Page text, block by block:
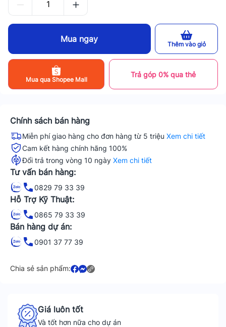
Mua ngay Thêm vào giỏ
Mua qua Shopee Mall
Trả góp 0% qua thẻ
Chính sách bán hàng
Miễn phí giao hàng cho đơn hàng từ 5 triệu Xem chi tiết
Cam kết hàng chính hãng 100%
Đổi trả trong vòng 10 ngày Xem chi tiết
Tư vấn bán hàng:
0829 79 33 39
Hỗ Trợ Kỹ Thuật:
0865 79 33 39
Bán hàng dự án:
0901 37 77 39
Chia sẻ sản phẩm:
Giá luôn tốt
Và tốt hơn nữa cho dự án